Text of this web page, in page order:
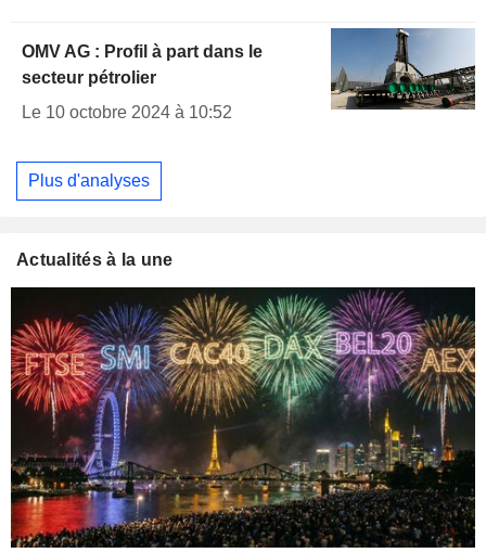
OMV AG : Profil à part dans le
secteur pétrolier
Le 10 octobre 2024 à 10:52
Plus d'analyses
Actualités à la une